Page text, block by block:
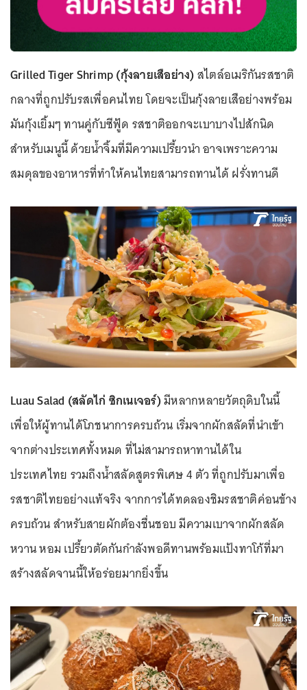
Grilled Tiger Shrimp (กุ้งลายเสือย่าง)สไตล์อเมริกันรสชาติ
กลางที่ถูกปรับรสเพื่อคนไทย โดยจะเป็นกุ้งลายเสือย่างพร้อม
มันกุ้งเยิ้มๆ ทานคู่กับซีฟู้ด รสชาติออกจะเบาบางไปสักนิด
สำหรับเมนูนี้ ด้วยน้ำจิ้มที่มีความเปรี้ยวนำ อาจเพราะความ
สมดุลของอาหารที่ทำให้คนไทยสามารถทานได้ ฝรั่งทานดี
Luau Salad (สลัดไก่ ซิกเนเจอร์)มีหลากหลายวัตถุดิบในนี้
เพื่อให้ผู้ทานได้โภชนาการครบถ้วน เริ่มจากผักสลัดที่นำเข้า
จากต่างประเทศทั้งหมด ที่ไม่สามารถหาทานได้ใน
ประเทศไทย รวมถึงน้ำสลัดสูตรพิเศษ 4 ตัว ที่ถูกปรับมาเพื่อ
รสชาติไทยอย่างแท้จริง จากการได้ทดลองชิมรสชาติค่อนข้าง
ครบถ้วน สำหรับสายผักต้องชื่นชอบ มีความเบาจากผักสลัด
หวาน หอม เปรี้ยวตัดกันกำลังพอดีทานพร้อมแป้งทาโก้ที่มา
สร้างสลัดจานนี้ให้อร่อยมากยิ่งขึ้น